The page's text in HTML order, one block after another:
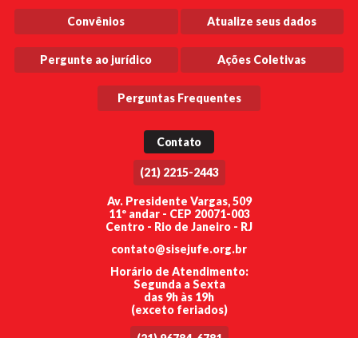
Convênios Atualize seus dados
Pergunte ao jurídico Ações Coletivas
Perguntas Frequentes
Contato
(21) 2215-2443
Av. Presidente Vargas, 509
11º andar - CEP 20071-003
Centro - Rio de Janeiro - RJ
contato@sisejufe.org.br
Horário de Atendimento:
Segunda a Sexta
das 9h às 19h
(exceto feriados)